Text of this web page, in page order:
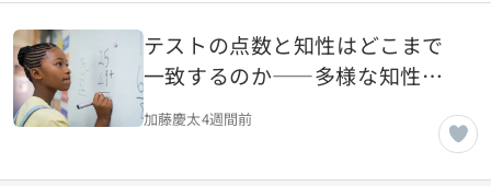
テストの点数と知性はどこまで
一致するのか――多様な知性と
教育評価
加藤慶太4週間前